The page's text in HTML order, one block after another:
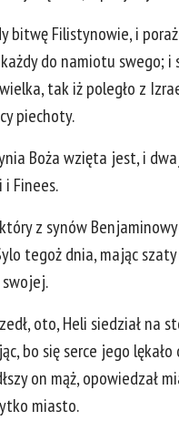
bitwę Filistynowie, i
do namiotu swego; i
tak iż poległo z
piechoty.
Boża wzięta jest, i
Finees.
z synów
tegoż dnia, mając
swojej.
oto, Heli siedział na
bo się serce jego lękało
on mąż, opowiedzał
miasto.